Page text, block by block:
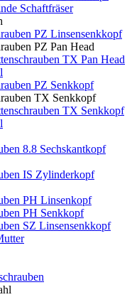
Schaftfräser
PZ Linsensenkkopf
PZ Pan Head
TX Pan Head
PZ Senkkopf
TX Senkkopf
TX Senkkopf
8.8 Sechskantkopf
IS Zylinderkopf
PH Linsenkopf
PH Senkkopf
SZ Linsensenkkopf